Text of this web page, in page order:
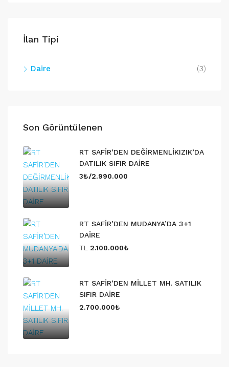
İlan Tipi
Daire (3)
Son Görüntülenen
RT SAFİR’DEN DEĞİRMENLİKIZIK’DA
DATILIK SIFIR DAİRE
3₺/2.990.000
RT SAFİR’DEN MUDANYA’DA 3+1
DAİRE
TL 2.100.000₺
RT SAFİR’DEN MİLLET MH. SATILIK
SIFIR DAİRE
2.700.000₺